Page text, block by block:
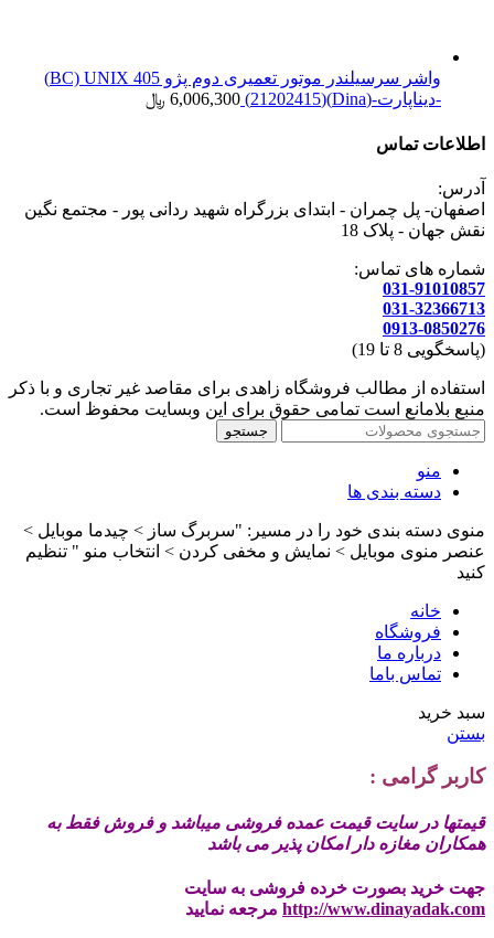
واشر سرسیلندر موتور تعمیری دوم پژو 405 BC) UNIX)
-دیناپارت-(Dina)(21202415)
6,006,300 ﷼
اطلاعات تماس
آدرس:
اصفهان- پل چمران - ابتدای بزرگراه شهید ردانی پور - مجتمع نگین
نقش جهان - پلاک 18
شماره های تماس:
031-91010857
031-32366713
0913-0850276
(پاسخگویی 8 تا 19)
استفاده از مطالب فروشگاه زاهدی برای مقاصد غیر تجاری و با ذکر
منبع بلامانع است تمامی حقوق برای این وبسایت محفوظ است.
جستجو
منو
دسته بندی ها
منوی دسته بندی خود را در مسیر: "سربرگ ساز > چیدما موبایل >
عنصر منوی موبایل > نمایش و مخفی کردن > انتخاب منو " تنظیم
کنید
خانه
فروشگاه
درباره ما
تماس باما
سبد خرید
بستن
کاربر گرامی :
قیمتها در سایت قیمت عمده فروشی میباشد و فروش فقط به
همکاران مغازه دار امکان پذیر می باشد
جهت خرید بصورت خرده فروشی به سایت
http://www.dinayadak.com مرجعه نمایید